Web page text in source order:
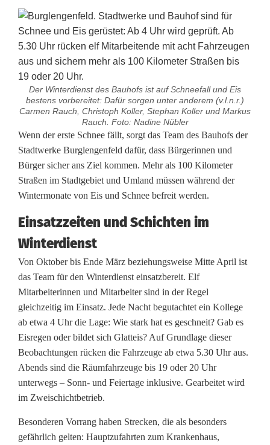
Der Winterdienst des Bauhofs ist auf Schneefall und Eis
bestens vorbereitet: Dafür sorgen unter anderem (v.l.n.r.)
Carmen Rauch, Christoph Koller, Stephan Koller und Markus
Rauch. Foto: Nadine Nübler
S
t
a
t
w
e
r
k
e
s
i
h
Wenn der erste Schnee fällt, sorgt das Team des Bauhofs der
Stadtwerke Burglengenfeld dafür, dass Bürgerinnen und
Bürger sicher ans Ziel kommen. Mehr als 100 Kilometer
Straßen im Stadtgebiet und Umland müssen während der
Wintermonate von Eis und Schnee befreit werden.
Einsatzzeiten und Schichten im
Winterdienst
Von Oktober bis Ende März beziehungsweise Mitte April ist
das Team für den Winterdienst einsatzbereit. Elf
Mitarbeiterinnen und Mitarbeiter sind in der Regel
gleichzeitig im Einsatz. Jede Nacht begutachtet ein Kollege
ab etwa 4 Uhr die Lage: Wie stark hat es geschneit? Gab es
Eisregen oder bildet sich Glatteis? Auf Grundlage dieser
Beobachtungen rücken die Fahrzeuge ab etwa 5.30 Uhr aus.
Abends sind die Räumfahrzeuge bis 19 oder 20 Uhr
unterwegs – Sonn- und Feiertage inklusive. Gearbeitet wird
im Zweischichtbetrieb.
Besonderen Vorrang haben Strecken, die als besonders
gefährlich gelten: Hauptzufahrten zum Krankenhaus,